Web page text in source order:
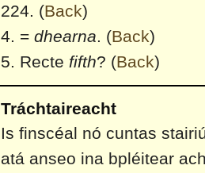
224. (Back)
= dhearna. (Back)
Recte fifth? (Back)
Tráchtaireacht
Is finscéal nó cuntas
atá anseo ina bpléitear